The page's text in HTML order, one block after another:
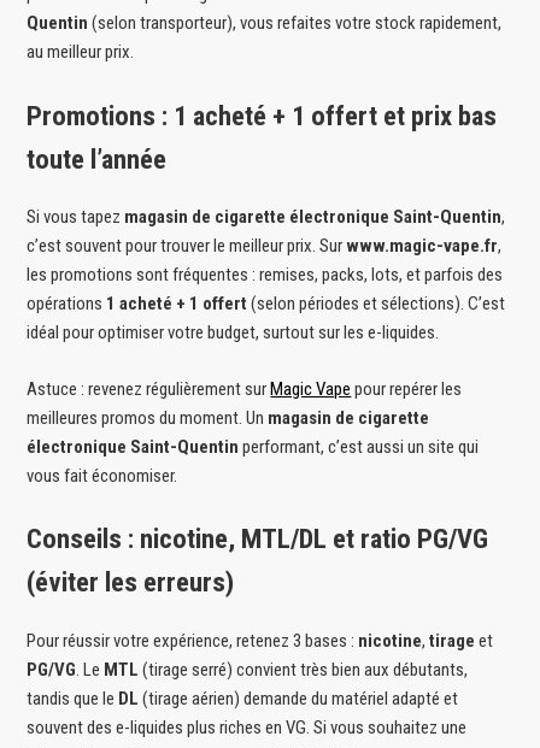
Quentin (selon transporteur), vous refaites votre stock rapidement,
au meilleur prix.
Promotions : 1 acheté + 1 offert et prix bas
toute l’année
Si vous tapez magasin de cigarette électronique Saint-Quentin,
c’est souvent pour trouver le meilleur prix. Surwww.magic-vape.fr,
les promotions sont fréquentes : remises, packs, lots, et parfois des
opérations 1 acheté + 1 offert (selon périodes et sélections). C’est
idéal pour optimiser votre budget, surtout sur les e-liquides.
Astuce : revenez régulièrement surMagic Vape pour repérer les
meilleures promos du moment. Un magasin de cigarette
électronique Saint-Quentin performant, c’est aussi un site qui
vous fait économiser.
Conseils : nicotine, MTL/DL et ratio PG/VG
(éviter les erreurs)
Pour réussir votre expérience, retenez 3 bases : nicotine,tirage et
PG/VG. Le MTL (tirage serré) convient très bien aux débutants,
tandis que le DL (tirage aérien) demande du matériel adapté et
souvent des e-liquides plus riches en VG. Si vous souhaitez une